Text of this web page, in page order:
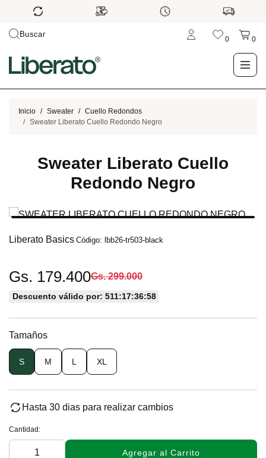
Buscar
0 0
LO NUEVO
BLOG
Inicio Sweater
Cuello Redondos
Sweater Liberato Cuello Redondo Negro
Sweater Liberato Cuello
Redondo Negro
Liberato Basics Código: lbb26-tr503-black
Gs. 179.400Gs. 299.000
Descuento válido por: 511:17:36:57
Tamaños
S M L XL
Hasta 30 dias para realizar cambios
Cantidad:
Agregar al Carrito